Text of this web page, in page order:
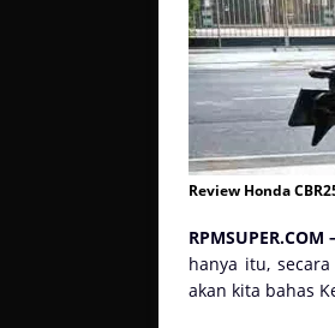
Review Honda
RPMSUPER.COM
hanya itu,
akan kita bahas